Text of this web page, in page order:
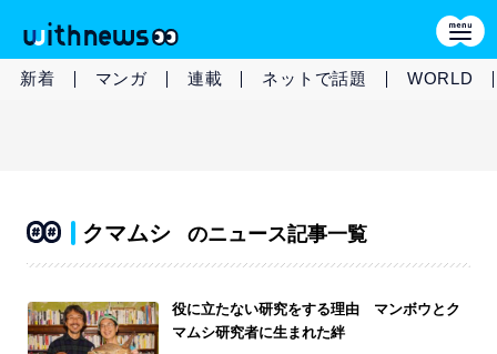
新着 マンガ 連載 ネットで話題 WORLD
クマムシ のニュース記事一覧
役に立たない研究をする理由 マンボウとク
マムシ研究者に生まれた絆